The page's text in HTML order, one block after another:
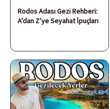
Rodos Adası Gezi Rehberi:
A’dan Z’ye Seyahat İpuçları